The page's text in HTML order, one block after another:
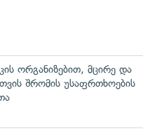
ორგანიზებით, მცირე და
შრომის უსაფრთხოების